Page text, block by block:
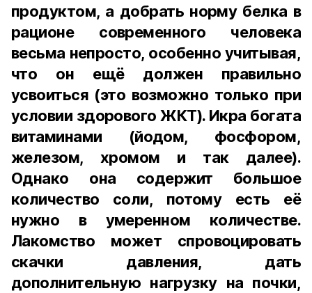
продуктом, а добрать норму белка в
рационе современного человека
весьма непросто, особенно учитывая,
что он ещё должен правильно
усвоиться (это возможно только при
условии здорового ЖКТ). Икра богата
витаминами (йодом, фосфором,
железом, хромом и так далее).
Однако она содержит большое
количество соли, потому есть её
нужно в умеренном количестве.
Лакомство может спровоцировать
скачки давления, дать
дополнительную нагрузку на почки,